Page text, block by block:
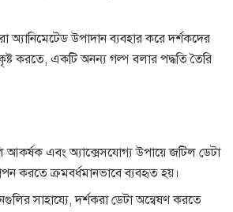
অ্যানিমেটেড উপাদান ব্যবহার করে দর্শকদের
করতে, একটি অনন্য গল্প বলার পদ্ধতি তৈরি
আকর্ষক এবং অ্যাক্সেসযোগ্য উপায়ে জটিল ডেটা
করতে ক্রমবর্ধমানভাবে ব্যবহৃত হয়।
সাহায্যে, দর্শকরা ডেটা অন্বেষণ করতে